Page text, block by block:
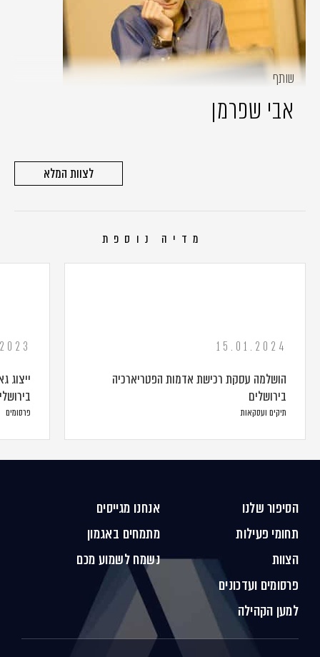
שותף
אבי שפרמן
לצוות המלא
מדיה נוספת
15.01.2024
הושלמה עסקת רכישת אדמות הפטריארכיה
בירושלים
תיקים ועסקאות
ייצוג
בירושלים
פרסומים
הסיפור שלנו
תחומי פעילות
הצוות
פרסומים ועדכונים
למען הקהילה
אנחנו מגייסים
מתמחים באגמון
נשמח לשמוע מכם